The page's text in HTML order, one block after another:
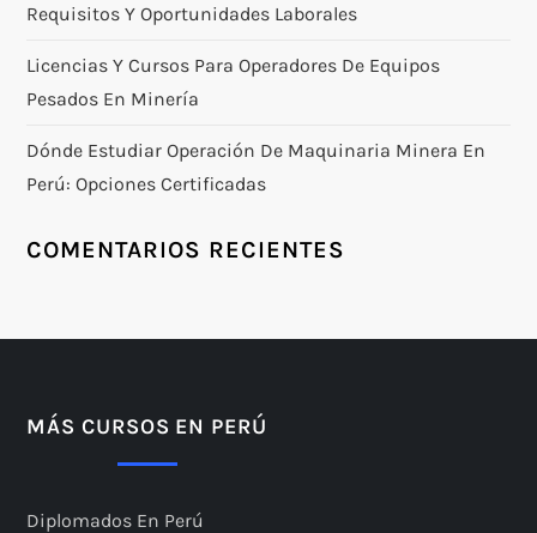
Requisitos Y Oportunidades Laborales
Licencias Y Cursos Para Operadores De Equipos
Pesados En Minería
Dónde Estudiar Operación De Maquinaria Minera En
Perú: Opciones Certificadas
COMENTARIOS RECIENTES
MÁS CURSOS EN PERÚ
Diplomados En Perú